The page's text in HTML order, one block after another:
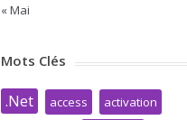
« Mai
Mots Clés
.Net access activation